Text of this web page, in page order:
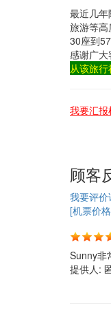
最近几年
旅游等
30座到
感谢广大
从该旅
我要汇
顾客
我要评价
[机票价
Sunny非
提供人: